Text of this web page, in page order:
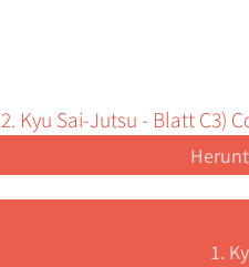
2. Kyu Sai-Jutsu - Blatt C3)
1.